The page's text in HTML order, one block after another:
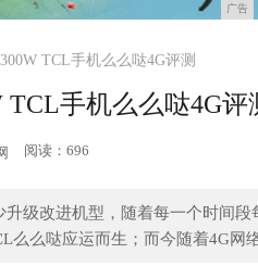
广告
TCL手机么么哒4G评测
TCL手机么么哒4G评
阅读：696
升级改进机型，随着每一个时间
么么哒应运而生；而今随着4G网